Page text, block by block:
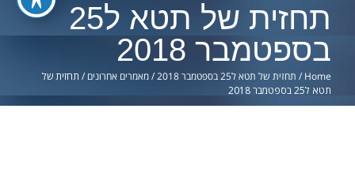
תחזית של תטא ל25
בספטמבר 2018
Home
/ תחזית של תטא ל25 בספטמבר 2018 /מאמרים אחרונים / תחזית של
תטא ל25 בספטמבר 2018